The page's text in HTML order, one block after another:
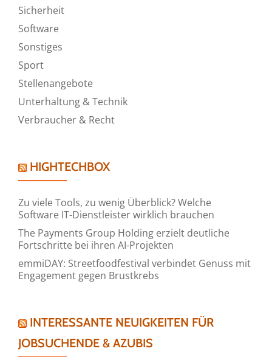
Sicherheit
Software
Sonstiges
Sport
Stellenangebote
Unterhaltung & Technik
Verbraucher & Recht
HIGHTECHBOX
Zu viele Tools, zu wenig Überblick? Welche
Software IT-Dienstleister wirklich brauchen
The Payments Group Holding erzielt deutliche
Fortschritte bei ihren AI-Projekten
emmiDAY: Streetfoodfestival verbindet Genuss mit
Engagement gegen Brustkrebs
INTERESSANTE NEUIGKEITEN FÜR
JOBSUCHENDE & AZUBIS